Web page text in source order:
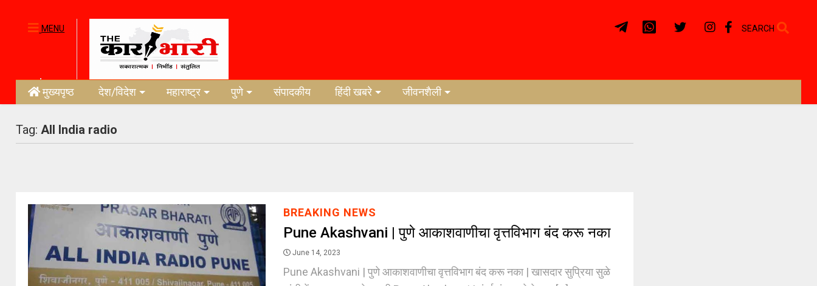
MENU SEARCH
मुख्यपृष्ठ देश/विदेश महाराष्ट्र पुणे संपादकीय हिंदी खबरे जीवनशैली
Tag:All India radio
BREAKING NEWS
Pune Akashvani | पुणे आकाशवाणीचा वृत्तविभाग बंद करू नका
June 14, 2023
Pune Akashvani | पुणे आकाशवाणीचा वृत्तविभाग बंद करू नका | खासदार सुप्रिया सुळे